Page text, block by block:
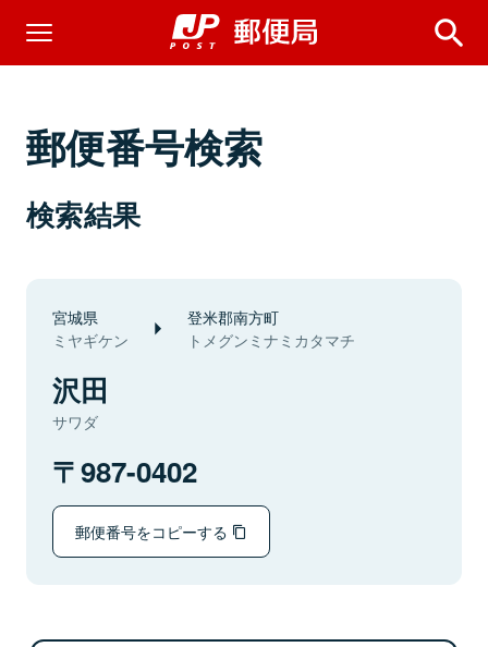
郵便番号検索
検索結果
宮城県
ミヤギケン
登米郡南方町
トメグンミナミカタマチ
沢田
サワダ
987-0402
郵便番号をコピーする